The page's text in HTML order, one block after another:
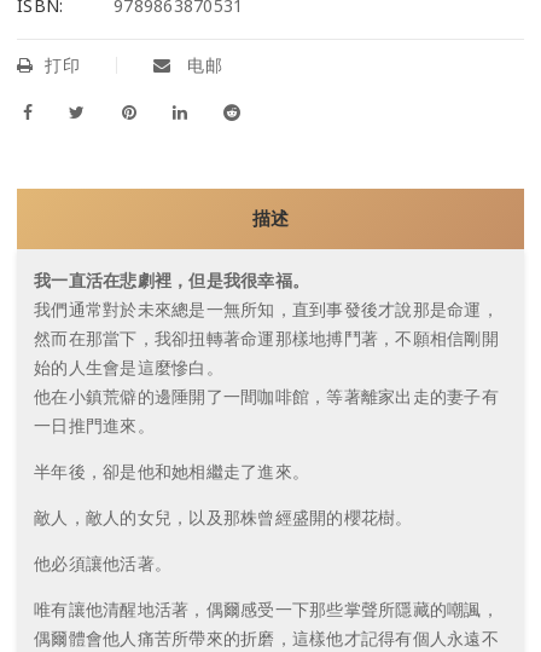
ISBN:
9789863870531
打印 电邮
描述
我一直活在悲劇裡，但是我很幸福。
我們通常對於未來總是一無所知，直到事發後才說那是命運，
然而在那當下，我卻扭轉著命運那樣地搏鬥著，不願相信剛開
始的人生會是這麼慘白。
他在小鎮荒僻的邊陲開了一間咖啡館，等著離家出走的妻子有
一日推門進來。
半年後，卻是他和她相繼走了進來。
敵人，敵人的女兒，以及那株曾經盛開的櫻花樹。
他必須讓他活著。
唯有讓他清醒地活著，偶爾感受一下那些掌聲所隱藏的嘲諷，
偶爾體會他人痛苦所帶來的折磨，這樣他才記得有個人永遠不